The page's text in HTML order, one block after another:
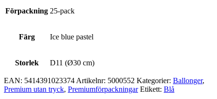
Förpackning 25-pack
Färg Ice blue pastel
Storlek D11 (Ø30 cm)
EAN: 5414391023374 Artikelnr: 5000552 Kategorier: Ballonger,
Premium utan tryck, Premium­förpackningar Etikett: Blå